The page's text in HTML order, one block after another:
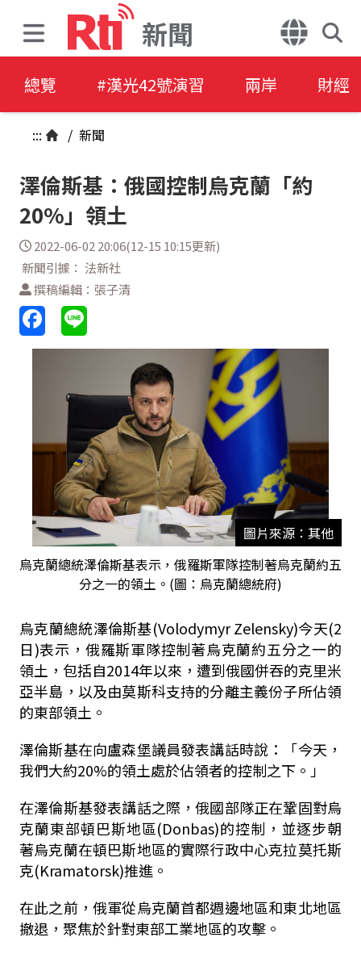
新聞
總覽 #漢光42號演習 兩岸 財經
::: / 新聞
澤倫斯基：俄國控制烏克蘭「約
20%」領土
2022-06-02 20:06(12-15 10:15更新)
新聞引據： 法新社
撰稿編輯：張子清
圖片來源：其他
烏克蘭總統澤倫斯基表示，俄羅斯軍隊控制著烏克蘭約五
分之一的領土。(圖：烏克蘭總統府)
烏克蘭總統澤倫斯基(Volodymyr Zelensky)今天(2
日)表示，俄羅斯軍隊控制著烏克蘭約五分之一的
領土，包括自2014年以來，遭到俄國併吞的克里米
亞半島，以及由莫斯科支持的分離主義份子所佔領
的東部領土。
澤倫斯基在向盧森堡議員發表講話時說：「今天，
我們大約20%的領土處於佔領者的控制之下。」
在澤倫斯基發表講話之際，俄國部隊正在鞏固對烏
克蘭東部頓巴斯地區(Donbas)的控制，並逐步朝
著烏克蘭在頓巴斯地區的實際行政中心克拉莫托斯
克(Kramatorsk)推進。
在此之前，俄軍從烏克蘭首都週邊地區和東北地區
撤退，聚焦於針對東部工業地區的攻擊。